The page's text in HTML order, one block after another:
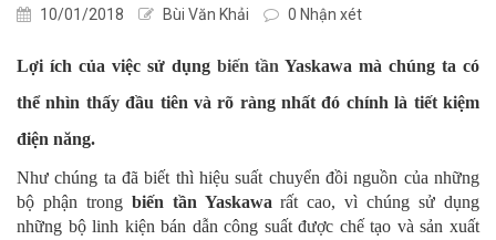
10/01/2018 Bùi Văn Khải 0 Nhận xét
Lợi ích của việc sử dụng biến tần Yaskawa mà chúng ta có
thể nhìn thấy đầu tiên và rõ ràng nhất đó chính là tiết kiệm
điện năng.
Như chúng ta đã biết thì hiệu suất chuyển đồi nguồn của những
bộ phận trong biến tần Yaskawa rất cao, vì chúng sử dụng
những bộ linh kiện bán dẫn công suất được chế tạo và sản xuất